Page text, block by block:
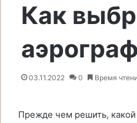
Как
03.11.2022 0 Время
Прежде чем решить, какой